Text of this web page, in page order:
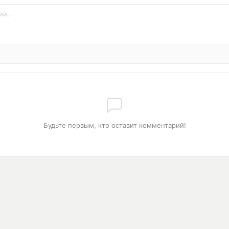
Будьте первым, кто оставит комментарий!